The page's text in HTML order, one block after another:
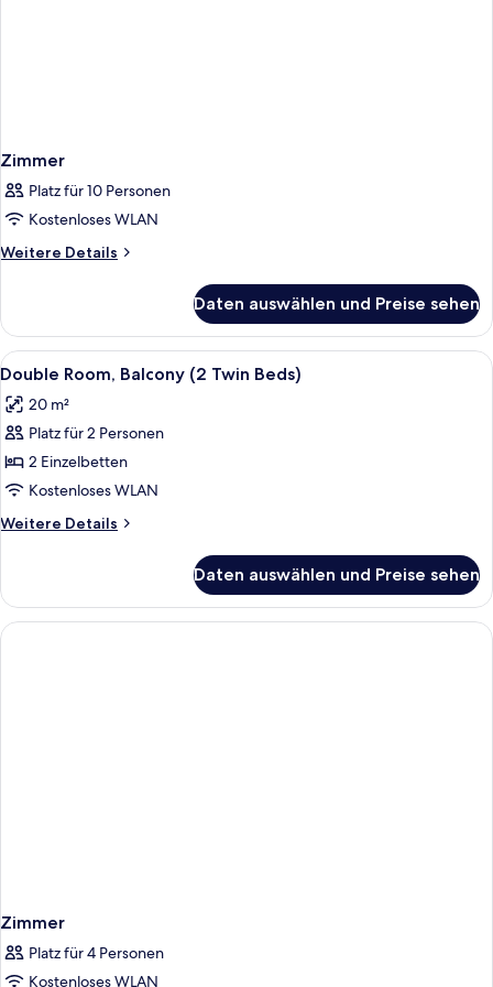
Zimmer
Platz für 10 Personen
Kostenloses WLAN
Weitere Details
Weitere
Daten auswählen und Preise sehen
Alle
Fotos
für
Double
Room,
Balcony
(2
Twin
anzeigen
Zimmersafe, schallisolierte Zimmer,
20
Double Room, Balcony (2 Twin Beds)
20 m²
Platz für 2 Personen
2 Einzelbetten
Kostenloses WLAN
Weitere Details
Weitere
Room,
Balcony
(2
Daten auswählen und Preise sehen
Zimmer
Platz für 4 Personen
Kostenloses WLAN